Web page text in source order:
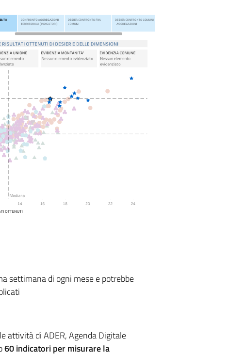
settimana di ogni mese e potrebbe
attività di ADER, Agenda Digitale
60 indicatori per misurare la